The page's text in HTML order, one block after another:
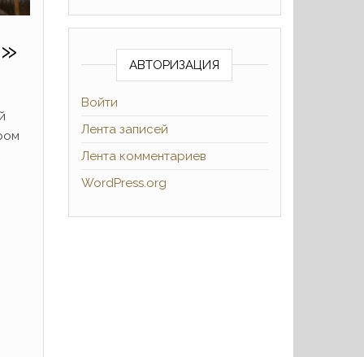
АВТОРИЗАЦИЯ
Войти
Лента записей
Лента комментариев
WordPress.org